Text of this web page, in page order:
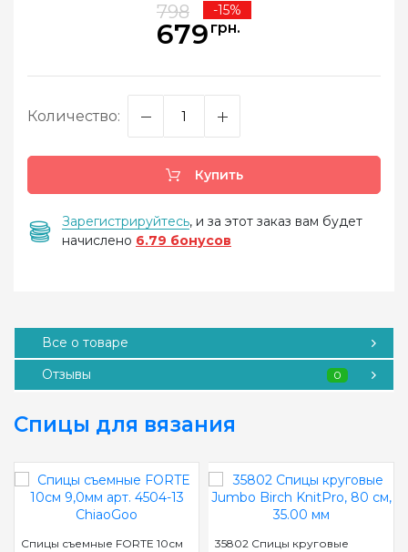
798 -15%
679 грн.
Количество:
Купить
Зарегистрируйтесь, и за этот заказ вам будет
начислено 6.79 бонусов
Все о товаре
Отзывы
0
Спицы для вязания
Спицы съемные FORTE 10см
35802 Спицы круговые